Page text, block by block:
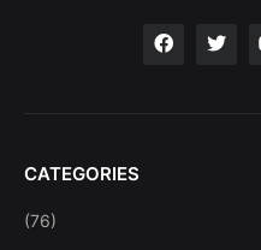
CATEGORIES
(76)